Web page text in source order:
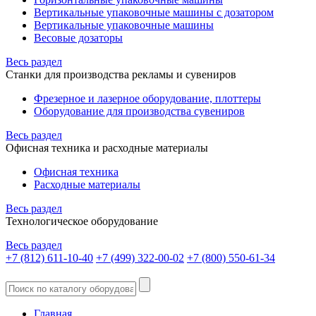
Вертикальные упаковочные машины с дозатором
Вертикальные упаковочные машины
Весовые дозаторы
Весь раздел
Станки для производства рекламы и сувениров
Фрезерное и лазерное оборудование, плоттеры
Оборудование для производства сувениров
Весь раздел
Офисная техника и расходные материалы
Офисная техника
Расходные материалы
Весь раздел
Технологическое оборудование
Весь раздел
+7 (812) 611-10-40 +7 (499) 322-00-02 +7 (800) 550-61-34
Главная